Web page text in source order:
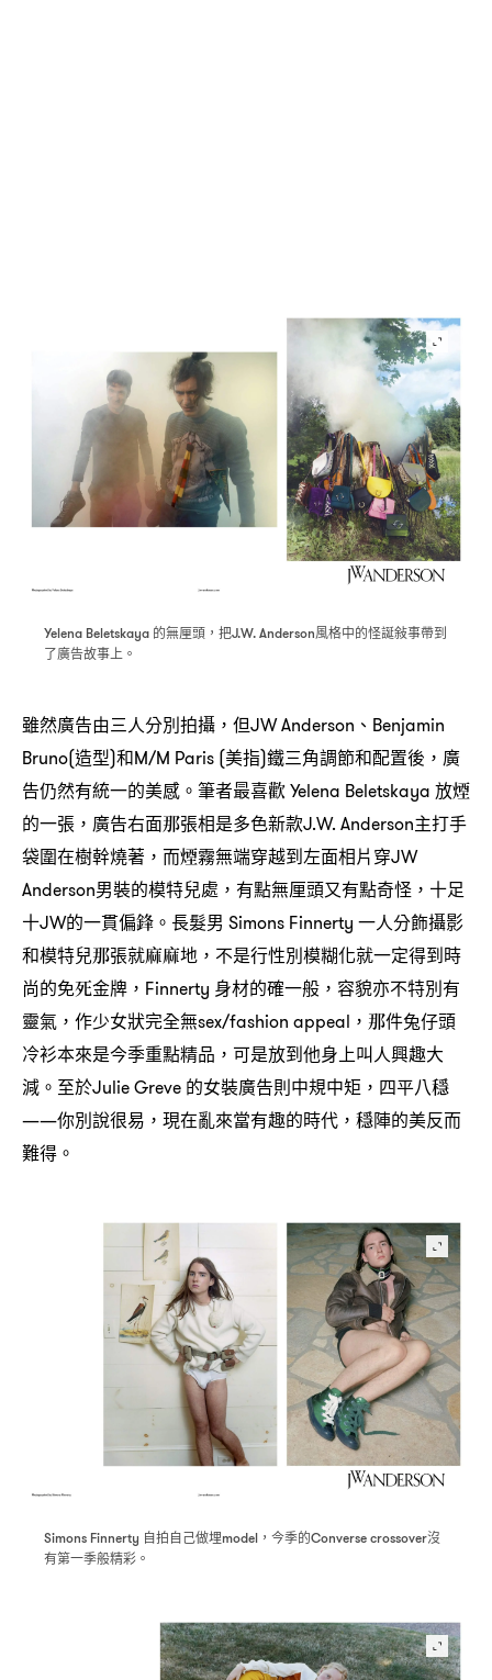
Yelena Beletskaya 的無厘頭 ， 把J.W. Anderson風格中的怪誕敍事帶到
了廣告故事上。
雖然廣告由三人分別拍攝 ， 但JW Anderson 、 Benjamin
Bruno(造型)和M/M Paris (美指)鐵三角調節和配置後 ， 廣
告仍然有統一的美感。筆者最喜歡Yelena Beletskaya 放煙
的一張 ， 廣告右面那張相是多色新款J.W. Anderson主打手
袋圍在樹幹燒著 ， 而煙霧無端穿越到左面相片穿JW
Anderson男裝的模特兒處 ， 有點無厘頭又有點奇怪 ， 十足
十JW的一貫偏鋒。長髮男 Simons Finnerty 一人分飾攝影
和模特兒那張就麻麻地 ， 不是行性別模糊化就一定得到時
尚的免死金牌 ，Finnerty 身材的確一般 ， 容貌亦不特別有
靈氣 ， 作少女狀完全無sex/fashion appeal， 那件兔仔頭
冷衫本來是今季重點精品 ， 可是放到他身上叫人興趣大
減。至於Julie Greve 的女裝廣告則中規中矩 ， 四平八穩
——你別說很易 ， 現在亂來當有趣的時代 ， 穩陣的美反而
難得。
Simons Finnerty 自拍自己做埋model， 今季的Converse crossover沒
有第一季般精彩。